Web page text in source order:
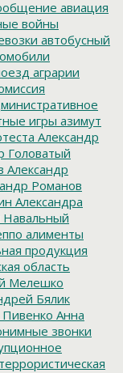
авиация
войны
автобусный
аграрии
игры азимут
Александр
Головатый
Александр
Романов
Александра
Навальный
алименты
продукция
область
Мелешко
Бялик
Анна
звонки